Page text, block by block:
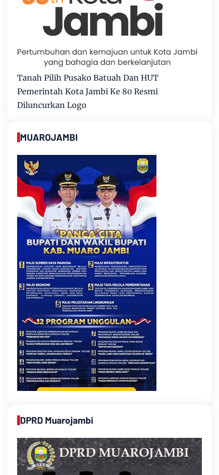
Tanah Pilih Pusako Batuah Dan HUT
Pemerintah Kota Jambi Ke 80 Resmi
Diluncurkan Logo
MUAROJAMBI
DPRD Muarojambi